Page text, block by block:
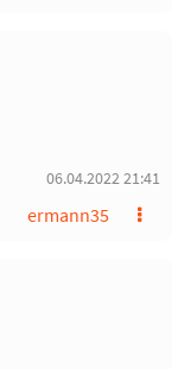
06.04.2022 21:41
ermann35